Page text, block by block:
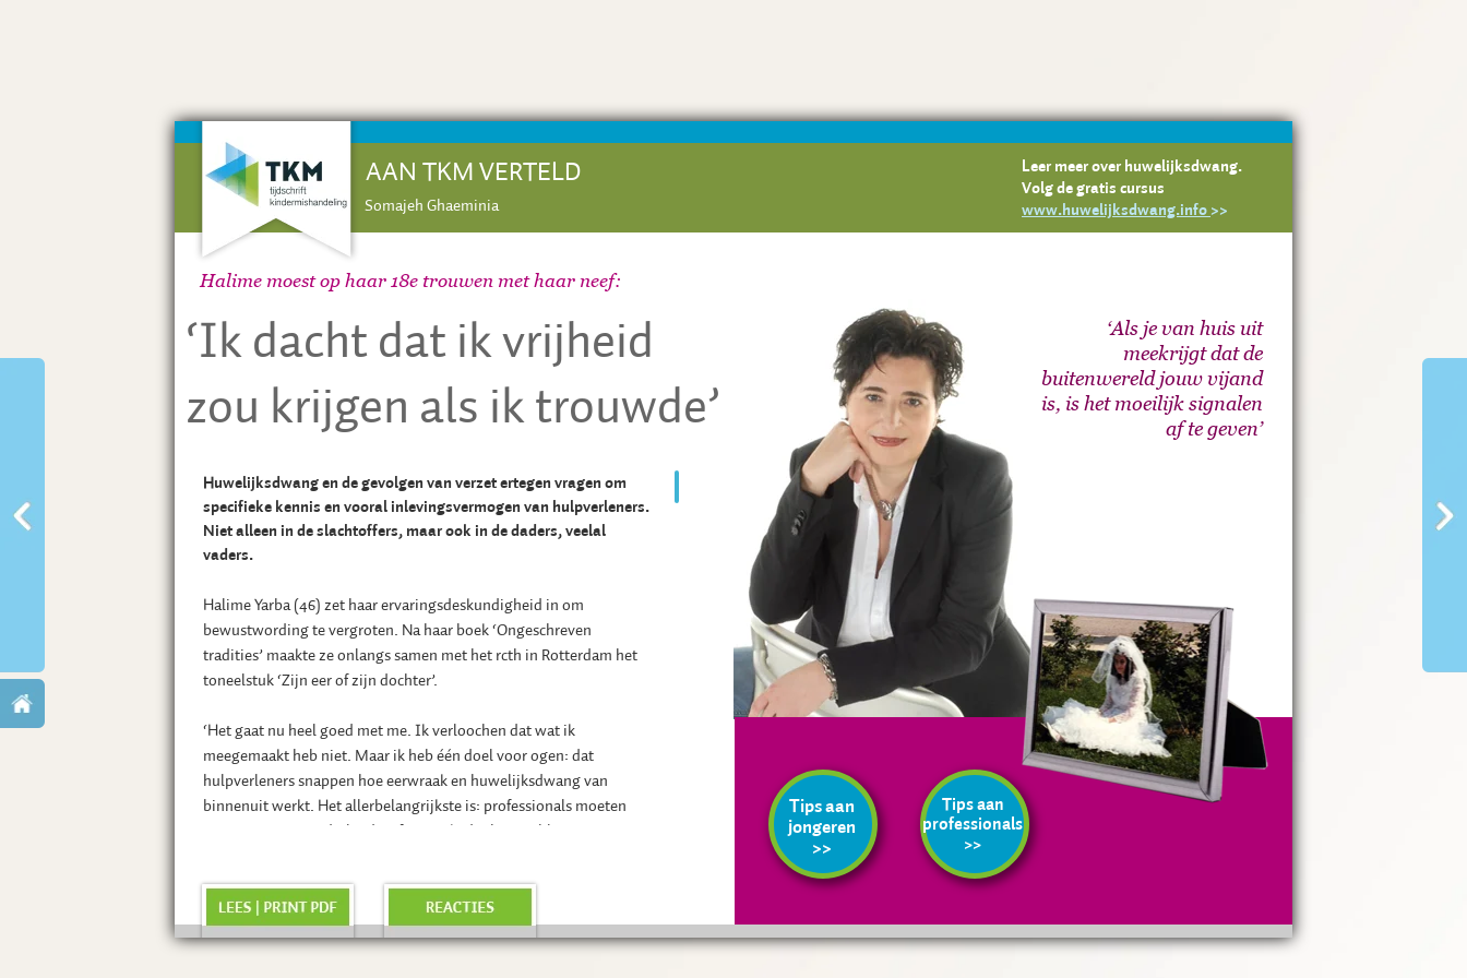
Leer meer over huwelijksdwang.
Volg de gratis cursus
www.huwelijksdwang.info >>
Tips aan
professionals
>>
Tips aan
jongeren
>>
‘Als je van huis uit
meekrijgt dat de
buitenwereld jouw vijand
is, is het moeilijk signalen
af te geven’
‘Ik dacht dat ik vrijheid
zou krijgen als ik trouwde’
AAN TKM VERTELD
Somajeh Ghaeminia
Huwelijksdwang en de gevolgen van verzet ertegen vragen om
specifieke kennis en vooral inlevingsvermogen van hulpverleners.
Niet alleen in de slachtoffers, maar ook in de daders, veelal
vaders.
Halime Yarba (46) zet haar ervaringsdeskundigheid in om
bewustwording te vergroten. Na haar boek ‘Ongeschreven
tradities’ maakte ze onlangs samen met het rcth in Rotterdam het
toneelstuk ‘Zijn eer of zijn dochter’.
‘Het gaat nu heel goed met me. Ik verloochen dat wat ik
meegemaakt heb niet. Maar ik heb één doel voor ogen: dat
hulpverleners snappen hoe eerwraak en huwelijksdwang van
binnenuit werkt. Het allerbelangrijkste is: professionals moeten
niet vanuit een Nederlands referentiekader het probleem
stappen en ook begrijpen wat er gebeurt, waarom iemand zo
handelt.’
Vrij zijn
Halime moest op haar 18e trouwen met haar neef: